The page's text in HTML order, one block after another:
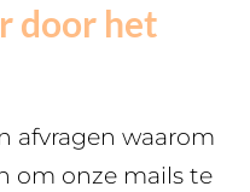
door het
afvragen waarom
om onze mails te